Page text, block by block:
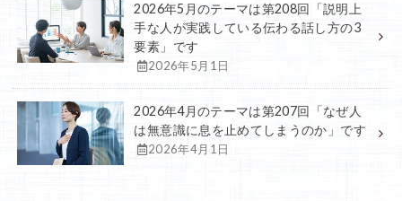
2026年5月のテーマは第208回「説明上
手な人が実践している伝わる話し方の3
要素」です
2026年5月1日
2026年4月のテーマは第207回「なぜ人
は無意識に息を止めてしまうのか」です
2026年4月1日